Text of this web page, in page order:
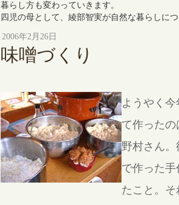
暮らし方も変わっていきます。
四児の母として、綾部智実が自然な暮らしにつ
2006年2月26日
味噌づくり
ようやく
て作った
野村さん
で作った
たこと。そ